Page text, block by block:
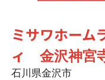
ミサワホーム
ィ 金沢神宮
石川県金沢市